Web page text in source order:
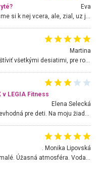
Eva
Hojdacka v Krpelanoch uz nie je, vysli sme si k nej vcera, ale, zial, uz je znicena. Ak sem planujete cestu len kvoli hojdacke, mozete si ju usetrit. Krasny vyhlad je tu vsak aj bez hojdacky :-)
Martina
Nádherné miesto ktoré odporúčam navštíviť všetkými desiatimi, pre rodiny s deťmi, dôchodcom... Proste a jednoducho ozaj rozprávkový les.. určite ešte prídeme. Odniesli sme si na pamiatku krásne tričká,
LEGIA Fitness
Elena Selecká
Kútik výborný, ale hlučná hudba úplne nevhodná pre deti. Na moju žiadosť o aspoň sušenie nereagovali.
. Monika Lipovská
Úžasné prostredie, napriek tomu, že je malé. Úžasná atmosféra. Voda fantastická a nádherná. Ľudí je pomerne veľa, ale su mili a ohľaduplní. Je veľmi zaujímavé sledovať, ako dokážu spolu športovať cudzí ľudia a bez ohľadu na vek. Vládne tu pohoda. Vnuka neviem dostať z vody. Ďakujem za krásny deň . Urcite sa sem vrátim. Jediný problém je s parkovaním, ale aj ten sa mi podarilo vyriešiť. Monika Bratislava